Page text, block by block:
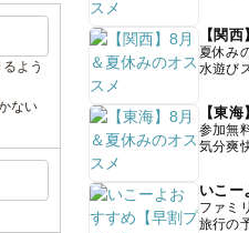
よう
ない
【関
夏休み
水遊び
【東
参加無
気分爽
いこー
ファミ
旅行の